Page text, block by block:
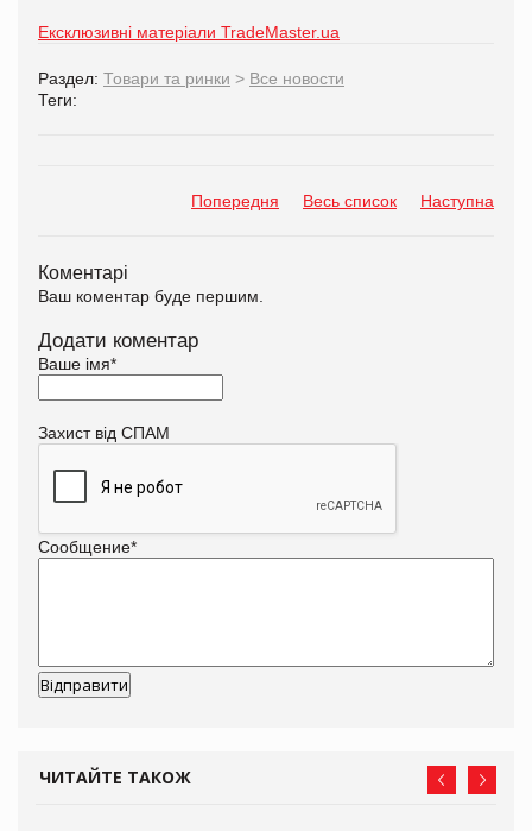
Ексклюзивні матеріали TradeMaster.ua
Раздел: Товари та ринки > Все новости
Теги:
Попередня Весь список Наступна
Коментарі
Ваш коментар буде першим.
Додати коментар
Ваше імя*
Захист від СПАМ
Сообщение*
ЧИТАЙТЕ ТАКОЖ